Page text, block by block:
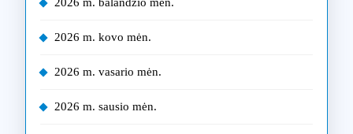
2026 m. kovo mėn.
2026 m. vasario mėn.
2026 m. sausio mėn.